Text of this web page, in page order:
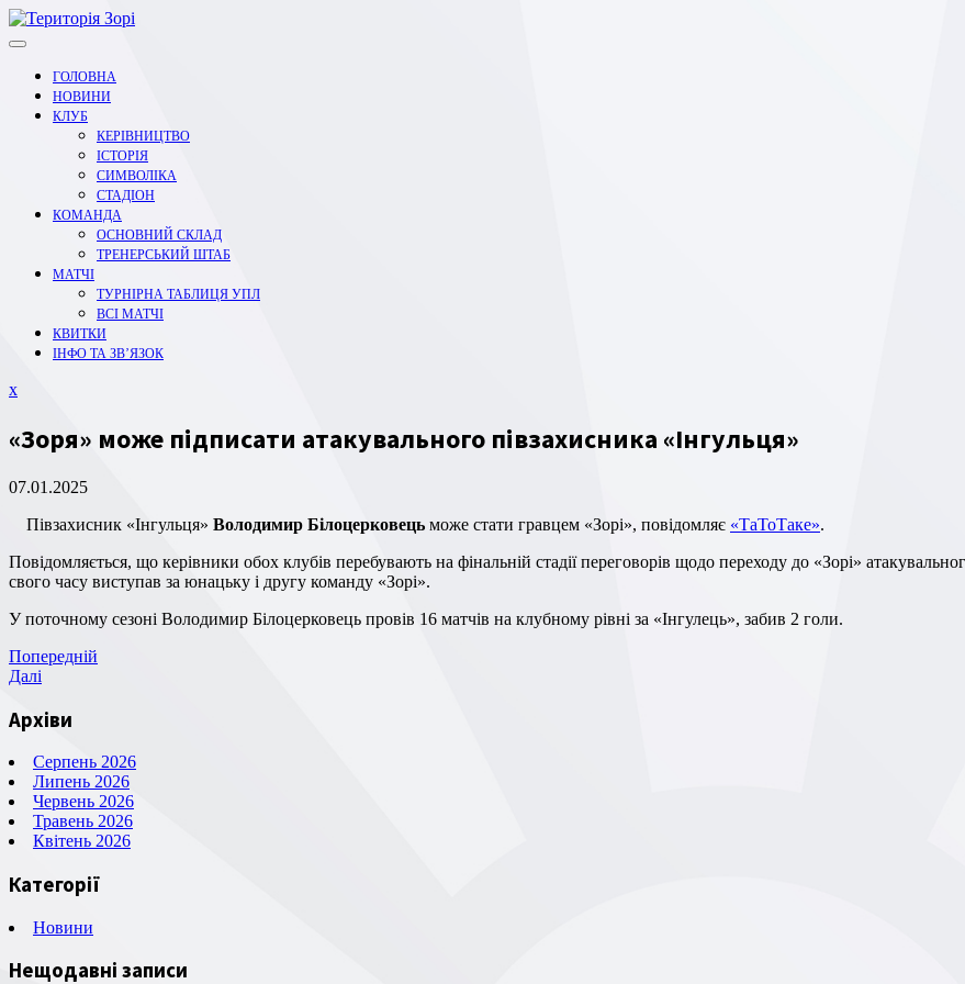
Перейти
до
ГОЛОВНА
НОВИНИ
КЛУБ
КЕРІВНИЦТВО
ІСТОРІЯ
СИМВОЛІКА
СТАДІОН
КОМАНДА
ОСНОВНИЙ СКЛАД
ТРЕНЕРСЬКИЙ ШТАБ
МАТЧІ
ТУРНІРНА ТАБЛИЦЯ УПЛ
ВСІ МАТЧІ
КВИТКИ
ІНФО ТА ЗВ’ЯЗОК
xЗакрити
«Зоря» може підписати атакувального півзахисника «Інгульця»
07.01.2025
Півзахисник «Інгульця» Володимир Білоцерковець може стати гравцем «Зорі», повідомляє «ТаТоТаке».
Повідомляється, що керівники обох клубів перебувають на фінальній стадії переговорів щодо переходу до «Зорі» атакувального півзахисника Володимира Білоцерковця. 24-річний футболіст
свого часу виступав за юнацьку і другу команду «Зорі».
У поточному сезоні Володимир Білоцерковець провів 16 матчів на клубному рівні за «Інгулець», забив 2 голи.
Навігація
записів
Попередній
запис
Попередній
Наступний
Далі
Архіви
Серпень 2026
Липень 2026
Червень 2026
Травень 2026
Квітень 2026
Категорії
Новини
Нещодавні записи